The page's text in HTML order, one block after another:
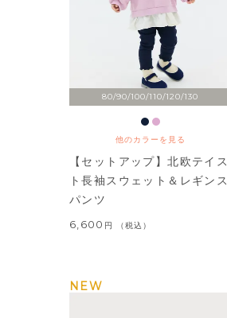
80/90/100/110/120/130
他のカラーを見る
【セットアップ】北欧テイス
ト長袖スウェット＆レギンス
パンツ
6,600 税込
NEW